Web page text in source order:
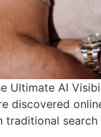
Ultimate AI
discovered
traditional